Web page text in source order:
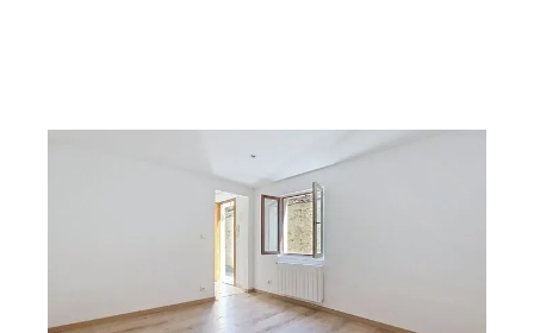
, 4 pièces
Maison à louer
950 €
par mois charges comprises